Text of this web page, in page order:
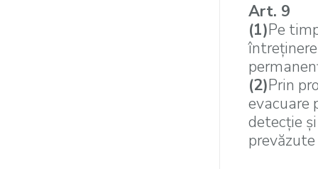
Art. 9
(1)Pe
(2)Prin
evacuare
detecţie